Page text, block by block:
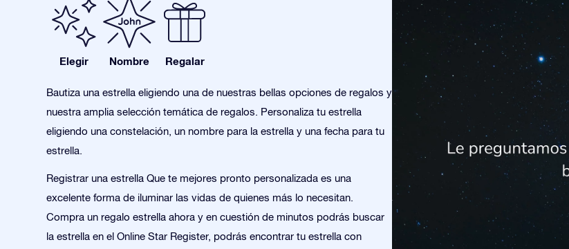
Elegir Nombre Regalar
Bautiza una estrella eligiendo una de nuestras bellas opciones de regalos y
nuestra amplia selección temática de regalos. Personaliza tu estrella
eligiendo una constelación, un nombre para la estrella y una fecha para tu
estrella.
Registrar una estrella Que te mejores pronto personalizada es una
excelente forma de iluminar las vidas de quienes más lo necesitan.
Compra un regalo estrella ahora y en cuestión de minutos podrás buscar
la estrella en el Online Star Register, podrás encontrar tu estrella con